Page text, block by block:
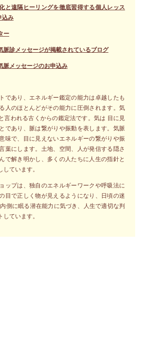
と遠隔ヒーリングを徹底習得する個人レッス
込み
ー
診メッセージが掲載されているブログ
メッセージのお申込み
であり、エネルギー鑑定の能力は卓越したも
人のほとんどがその能力に圧倒されます。気
言われる古くからの鑑定法です。気は 目に見
であり、脈は繋がりや振動を表します。気脈
味で、目に見えないエネルギーの繋がりや振
葉にします。土地、空間、人が発信する隠さ
で解き明かし、多くの人たちに人生の指針と
ています。
ップは、独自のエネルギーワークや呼吸法に
目で正しく物が見えるようになり、日頃の迷
側に眠る潜在能力に気づき、人生で適切な判
ています。